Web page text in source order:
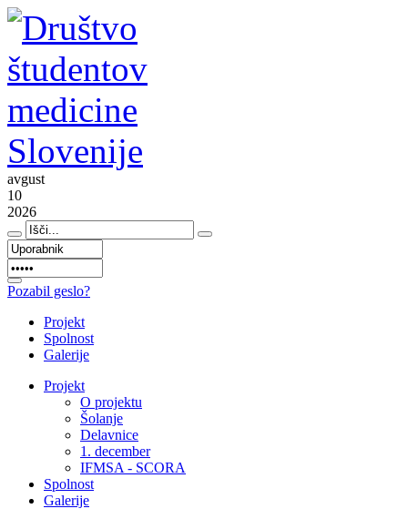
avgust
10
2026
Pozabil geslo?
Projekt
Spolnost
Galerije
Projekt
O projektu
Šolanje
Delavnice
1. december
IFMSA - SCORA
Spolnost
Galerije